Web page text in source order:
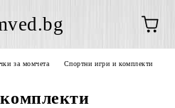
за момчета Спортни игри и комплекти